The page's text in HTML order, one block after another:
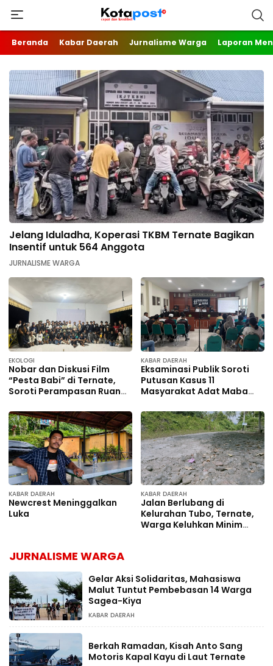
Beranda Kabar Daerah Jurnalisme Warga Laporan
Jelang Iduladha, Koperasi TKBM Ternate Bagikan
Insentif untuk 564 Anggota
JURNALISME WARGA
EKOLOGI
Nobar dan Diskusi Film
“Pesta Babi” di Ternate,
Soroti Perampasan Ruang
KABAR DAERAH
Eksaminasi Publik Soroti
Putusan Kasus 11
Masyarakat Adat Maba
KABAR DAERAH
Newcrest Meninggalkan
Luka
KABAR DAERAH
Jalan Berlubang di
Kelurahan Tubo, Ternate,
Warga Keluhkan Minim
JURNALISME WARGA
Gelar Aksi Solidaritas, Mahasiswa
Malut Tuntut Pembebasan 14 Warga
Sagea-Kiya
KABAR DAERAH
Berkah Ramadan, Kisah Anto Sang
Motoris Kapal Kayu di Laut Ternate